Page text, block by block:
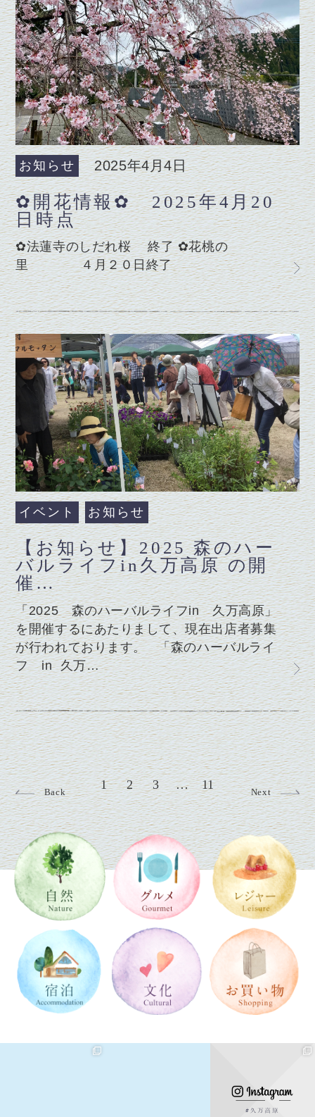
お知らせ 2025年4月4日
✿開花情報✿ 2025年4月20
日時点
✿法蓮寺のしだれ桜 終了 ✿花桃の
里 ４月２０日終了
イベント お知らせ
【お知らせ】2025 森のハー
バルライフin久万高原 の開
催…
「2025 森のハーバルライフin 久万高原」
を開催するにあたりまして、現在出店者募集
が行われております。 「森のハーバルライ
フ in 久万…
Back
1 2 3 … 11
Next